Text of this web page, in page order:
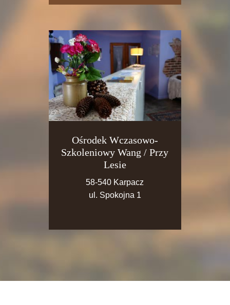
Ośrodek Wczasowo-
Szkoleniowy Wang / Przy
Lesie
58-540 Karpacz
ul. Spokojna 1